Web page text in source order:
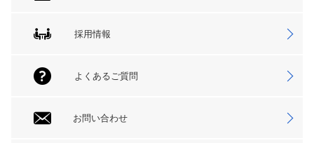
採用情報
よくあるご質問
お問い合わせ